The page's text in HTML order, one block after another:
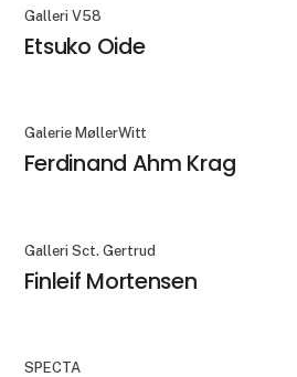
Galleri V58
Etsuko Oide
Galerie MøllerWitt
Ferdinand Ahm Krag
Galleri Sct. Gertrud
Finleif Mortensen
SPECTA